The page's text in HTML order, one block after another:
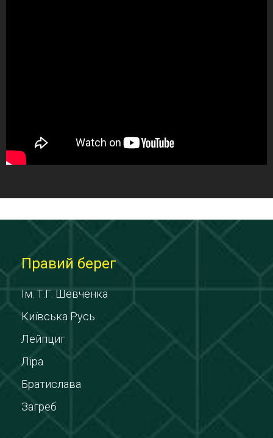
Правий берег
Ім. Т.Г. Шевченка
Київська Русь
Лейпциг
Ліра
Братислава
Загреб